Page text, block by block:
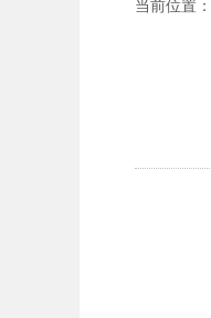
当前位置：